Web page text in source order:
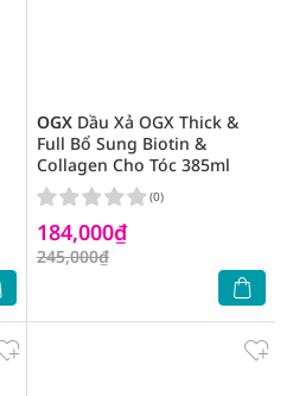
OGX Dầu Xả OGX Thick &
Full Bổ Sung Biotin &
Collagen Cho Tóc 385ml
184,000₫
245,000₫
(0)